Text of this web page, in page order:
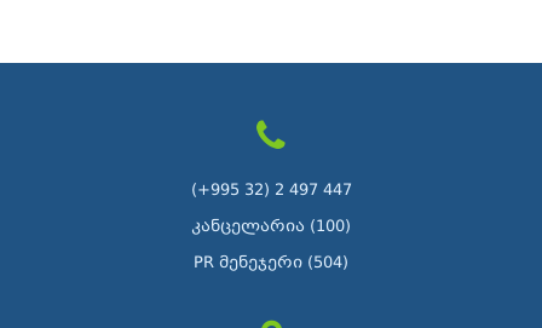
(+995 32) 2 497 447
კანცელარია (100)
PR მენეჯერი (504)